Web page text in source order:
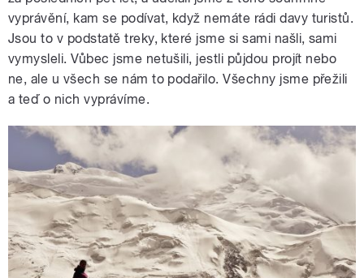
vyprávění, kam se podívat, když nemáte rádi davy turistů.
Jsou to v podstatě treky, které jsme si sami našli, sami
vymysleli. Vůbec jsme netušili, jestli půjdou projít nebo
ne, ale u všech se nám to podařilo. Všechny jsme přežili
a teď o nich vyprávíme.